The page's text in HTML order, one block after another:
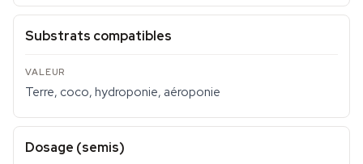
Substrats compatibles
Terre, coco, hydroponie, aéroponie
Dosage (semis)